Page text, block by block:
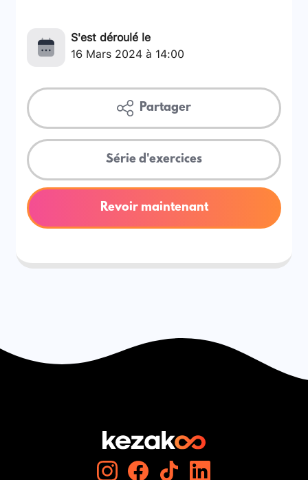
S'est déroulé le
16 Mars 2024 à 14:00
Partager
Série d'exercices
Revoir maintenant